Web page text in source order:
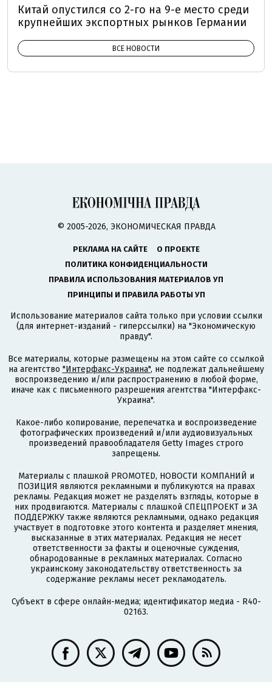
Китай опустился со 2-го на 9-е место среди
крупнейших экспортных рынков Германии
ВСЕ НОВОСТИ
© 2005-2026, ЭКОНОМИЧЕСКАЯ ПРАВДА
РЕКЛАМА НА САЙТЕ
О ПРОЕКТЕ
ПОЛИТИКА КОНФИДЕНЦИАЛЬНОСТИ
ПРАВИЛА ИСПОЛЬЗОВАНИЯ МАТЕРИАЛОВ УП
ПРИНЦИПЫ И ПРАВИЛА РАБОТЫ УП
Использование материалов сайта только при условии ссылки
(для интернет-изданий - гиперссылки) на "Экономическую
правду".
Все материалы, которые размещены на этом сайте со ссылкой
на агентство "Интерфакс-Украина", не подлежат дальнейшему
воспроизведению и/или распространению в любой форме,
иначе как с письменного разрешения агентства "Интерфакс-
Украина".
Какое-либо копирование, перепечатка и воспроизведение
фотографических произведений и/или аудиовизуальных
произведений правообладателя Getty Images строго
запрещены.
Материалы с плашкой PROMOTED, НОВОСТИ КОМПАНИЙ и
ПОЗИЦИЯ являются рекламными и публикуются на правах
рекламы. Редакция может не разделять взгляды, которые в
них продвигаются. Материалы с плашкой СПЕЦПРОЕКТ и ЗА
ПОДДЕРЖКУ также являются рекламными, однако редакция
участвует в подготовке этого контента и разделяет мнения,
высказанные в этих материалах. Редакция не несет
ответственности за факты и оценочные суждения,
обнародованные в рекламных материалах. Согласно
украинскому законодательству ответственность за
содержание рекламы несет рекламодатель.
Субъект в сфере онлайн-медиа; идентификатор медиа - R40-
02163.